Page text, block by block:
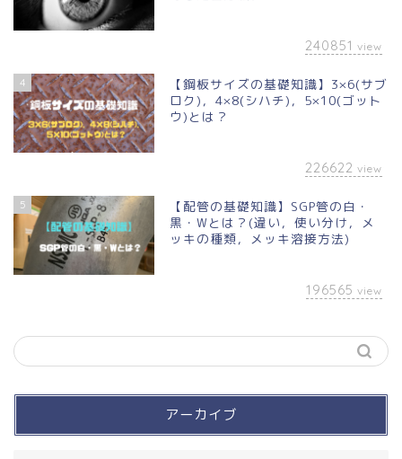
240851 view
4
【鋼板サイズの基礎知識】3×6(サブ
ロク)，4×8(シハチ)，5×10(ゴット
ウ)とは？
226622 view
5
【配管の基礎知識】SGP管の白・
黒・Wとは？(違い，使い分け，メ
ッキの種類，メッキ溶接方法)
196565 view
アーカイブ